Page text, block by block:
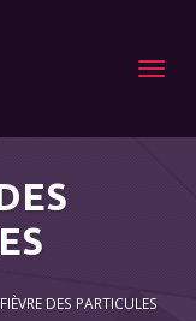
Menu
DES PARTICULES